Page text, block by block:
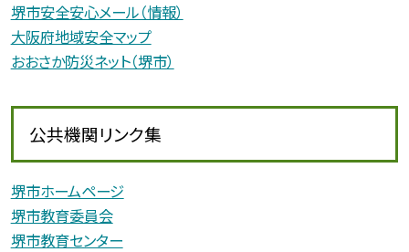
堺市安全安心メール（情報）
大阪府地域安全マップ
おおさか防災ネット（堺市）
公共機関リンク集
堺市ホームページ
堺市教育委員会
堺市教育センター